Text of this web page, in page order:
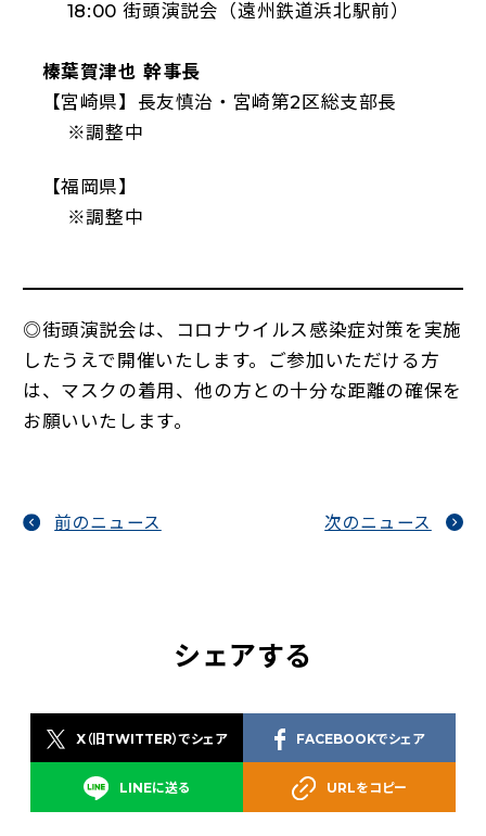
18:00 街頭演説会（遠州鉄道浜北駅前）
榛葉賀津也 幹事長
【宮崎県】長友慎治・宮崎第2区総支部長
※調整中
【福岡県】
※調整中
◎街頭演説会は、コロナウイルス感染症対策を実施
したうえで開催いたします。ご参加いただける方
は、マスクの着用、他の方との十分な距離の確保を
お願いいたします。
前のニュース 次のニュース
シェアする
X（旧TWITTER）でシェア
LINEに送る
FACEBOOKでシェア
URLをコピー